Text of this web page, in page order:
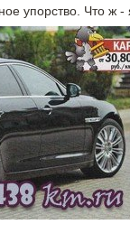
упорство. Что ж -